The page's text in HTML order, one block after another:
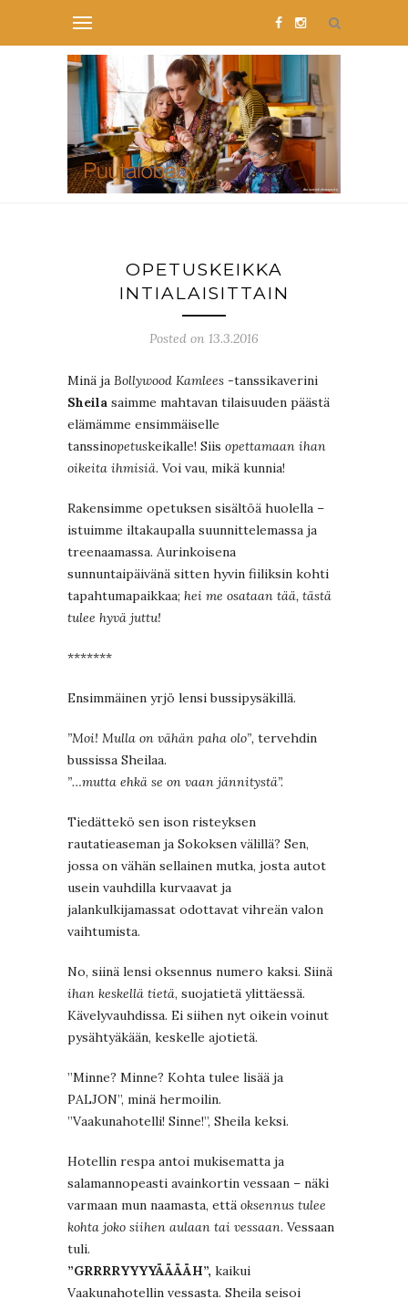
OPETUSKEIKKA
INTIALAISITTAIN
Posted on 13.3.2016
Minä ja Bollywood Kamlees -tanssikaverini
Sheila saimme mahtavan tilaisuuden päästä
elämämme ensimmäiselle
tanssinopetuskeikalle! Siis opettamaan ihan
oikeita ihmisiä. Voi vau, mikä kunnia!
Rakensimme opetuksen sisältöä huolella –
istuimme iltakaupalla suunnittelemassa ja
treenaamassa. Aurinkoisena
sunnuntaipäivänä sitten hyvin fiiliksin kohti
tapahtumapaikkaa; hei me osataan tää, tästä
tulee hyvä juttu!
*******
Ensimmäinen yrjö lensi bussipysäkillä.
”Moi! Mulla on vähän paha olo”, tervehdin
bussissa Sheilaa.
”…mutta ehkä se on vaan jännitystä”.
Tiedättekö sen ison risteyksen
rautatieaseman ja Sokoksen välillä? Sen,
jossa on vähän sellainen mutka, josta autot
usein vauhdilla kurvaavat ja
jalankulkijamassat odottavat vihreän valon
vaihtumista.
No, siinä lensi oksennus numero kaksi. Siinä
ihan keskellä tietä, suojatietä ylittäessä.
Kävelyvauhdissa. Ei siihen nyt oikein voinut
pysähtyäkään, keskelle ajotietä.
”Minne? Minne? Kohta tulee lisää ja
PALJON”, minä hermoilin.
”Vaakunahotelli! Sinne!”, Sheila keksi.
Hotellin respa antoi mukisematta ja
salamannopeasti avainkortin vessaan – näki
varmaan mun naamasta, että oksennus tulee
kohta joko siihen aulaan tai vessaan. Vessaan
tuli.
”GRRRRYYYYÄÄÄÄH”, kaikui
Vaakunahotellin vessasta. Sheila seisoi